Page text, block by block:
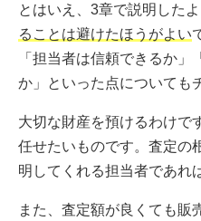
とはいえ、3章で説明したよ
ることは避けたほうがよい
「担当者は信頼できるか
か」といった点についても
大切な財産を預けるわけで
任せたいものです。査定の
明してくれる担当者であれ
また、査定額が良くても販